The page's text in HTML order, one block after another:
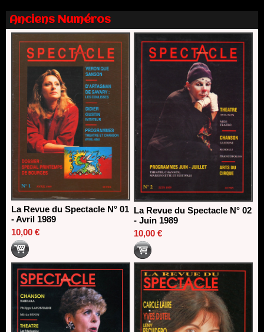
Dispositif SACD Auteurs d'espaces : les lauréats 2026
18/03/2026
Anciens Numéros
La Revue du Spectacle N° 01
- Avril 1989
10,00 €
La Revue du Spectacle N° 02
- Juin 1989
10,00 €